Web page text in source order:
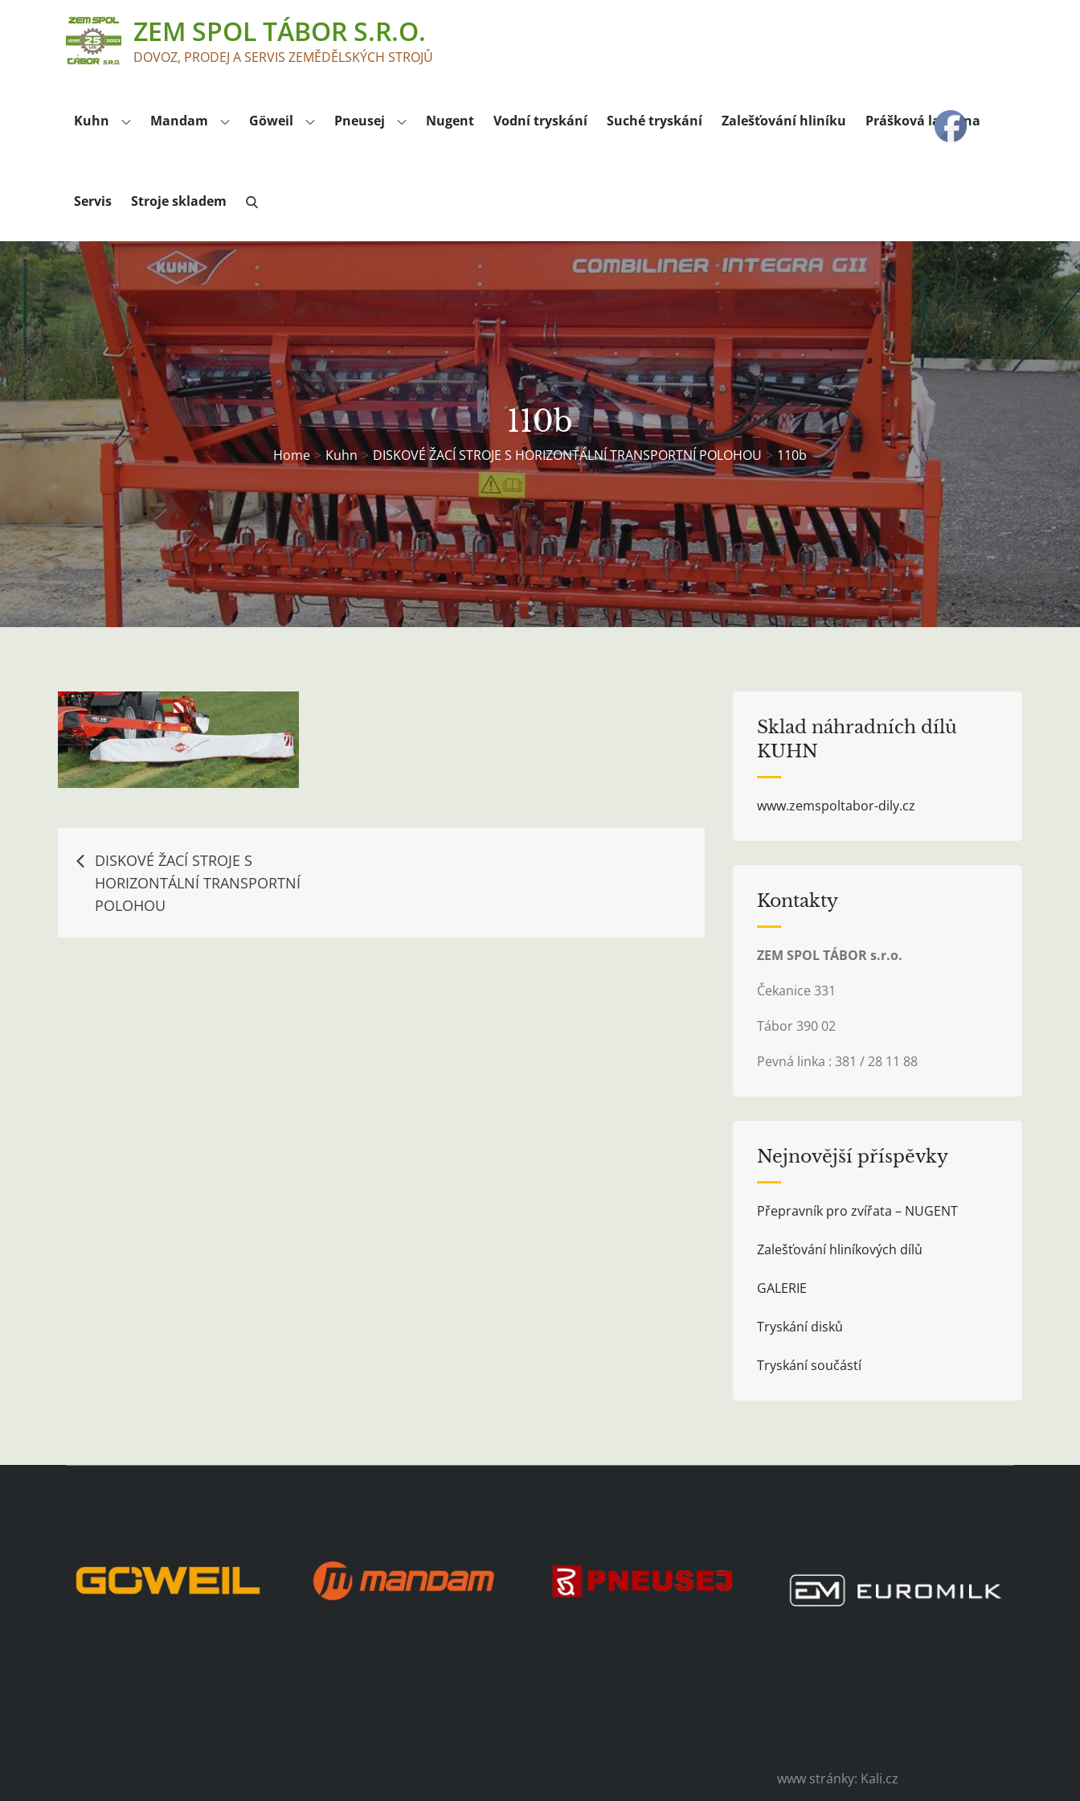
ZEM SPOL TÁBOR S.R.O.
DOVOZ, PRODEJ A SERVIS ZEMĚDĚLSKÝCH STROJŮ
Kuhn Mandam Göweil Pneusej Nugent Vodní tryskání Suché tryskání Zalešťování hliníku Prášková lakovna
Servis Stroje skladem
110b
Home Kuhn DISKOVÉ ŽACÍ STROJE S HORIZONTÁLNÍ TRANSPORTNÍ POLOHOU 110b
Navigace
pro
DISKOVÉ ŽACÍ STROJE S
HORIZONTÁLNÍ TRANSPORTNÍ
POLOHOU
Sklad náhradních dílů
KUHN
www.zemspoltabor-dily.cz
Kontakty
ZEM SPOL TÁBOR s.r.o.
Čekanice 331
Tábor 390 02
Pevná linka : 381 / 28 11 88
Nejnovější příspěvky
Přepravník pro zvířata – NUGENT
Zalešťování hliníkových dílů
GALERIE
Tryskání disků
Tryskání součástí
www stránky: Kali.cz